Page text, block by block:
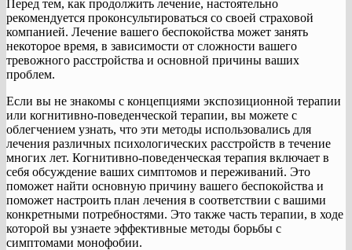
Перед тем, как продолжить лечение, настоятельно
рекомендуется проконсультироваться со своей страховой
компанией. Лечение вашего беспокойства может занять
некоторое время, в зависимости от сложности вашего
тревожного расстройства и основной причины ваших
проблем.
Если вы не знакомы с концепциями экспозиционной терапии
или когнитивно-поведенческой терапии, вы можете с
облегчением узнать, что эти методы использовались для
лечения различных психологических расстройств в течение
многих лет. Когнитивно-поведенческая терапия включает в
себя обсуждение ваших симптомов и переживаний. Это
поможет найти основную причину вашего беспокойства и
поможет настроить план лечения в соответствии с вашими
конкретными потребностями. Это также часть терапии, в ходе
которой вы узнаете эффективные методы борьбы с
симптомами монофобии.